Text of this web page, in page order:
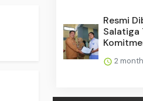
Resmi
Salatiga
2